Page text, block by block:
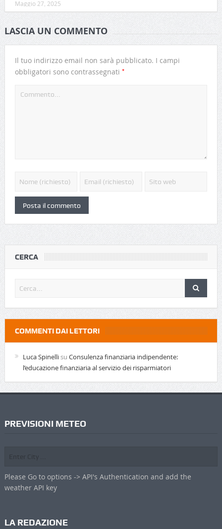
Maggio 27, 2025
LASCIA UN COMMENTO
Il tuo indirizzo email non sarà pubblicato. I campi
obbligatori sono contrassegnati *
CERCA
COMMENTI DAI LETTORI
Luca Spinellisu Consulenza finanziaria indipendente:
l’educazione finanziaria al servizio dei risparmiatori
PREVISIONI METEO
Please Go to options -> API's Authentication and add the
weather API key
LA REDAZIONE